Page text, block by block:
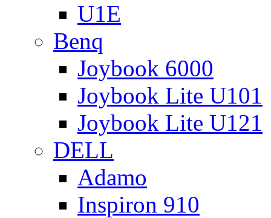
U1E
Benq
Joybook 6000
Joybook Lite U101
Joybook Lite U121
DELL
Adamo
Inspiron 910